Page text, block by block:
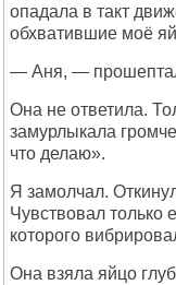
опадала в такт
обхватившие моё
— Аня, —
Она не ответила.
замурлыкала
что делаю».
Я замолчал.
Чувствовал только
которого
Она взяла яйцо